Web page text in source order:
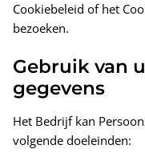
Cookiebeleid of het
bezoeken.
Gebruik van
gegevens
Het Bedrijf kan
volgende doeleinden: